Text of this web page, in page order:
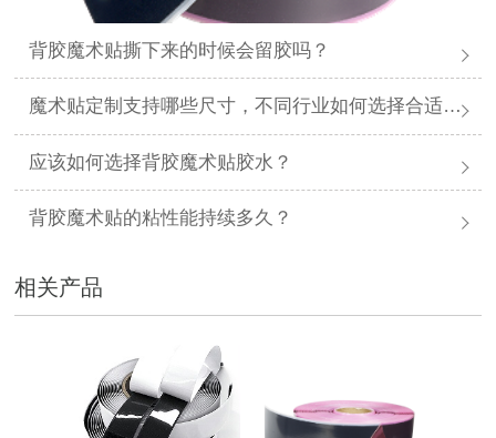
背胶魔术贴撕下来的时候会留胶吗？
魔术贴定制支持哪些尺寸，不同行业如何选择合适规格？
应该如何选择背胶魔术贴胶水？
背胶魔术贴的粘性能持续多久？
相关产品